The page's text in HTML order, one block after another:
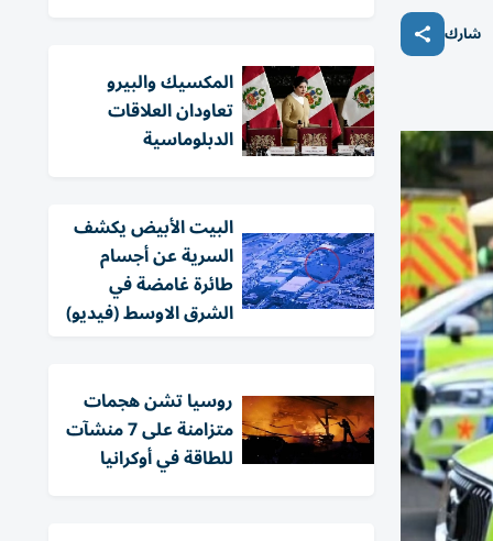
شارك
المكسيك والبيرو
تعاودان العلاقات
الدبلوماسية
البيت الأبيض يكشف
السرية عن أجسام
طائرة غامضة في
الشرق الاوسط (فيديو)
روسيا تشن هجمات
متزامنة على 7 منشآت
للطاقة في أوكرانيا